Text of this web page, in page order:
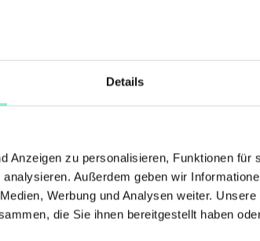
Details
Anzeigen zu personalisieren, Funktionen für
Außerdem geben wir
Werbung und Analysen weiter.
die Sie ihnen bereitgestellt haben